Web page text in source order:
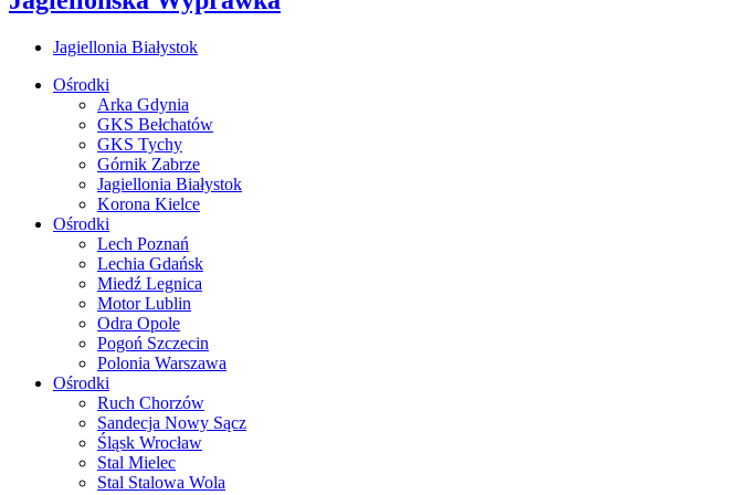
Jagiellonia Białystok
Ośrodki
Arka Gdynia
GKS Bełchatów
GKS Tychy
Górnik Zabrze
Jagiellonia Białystok
Korona Kielce
Ośrodki
Lech Poznań
Lechia Gdańsk
Miedź Legnica
Motor Lublin
Odra Opole
Pogoń Szczecin
Polonia Warszawa
Ośrodki
Ruch Chorzów
Sandecja Nowy Sącz
Śląsk Wrocław
Stal Mielec
Stal Stalowa Wola